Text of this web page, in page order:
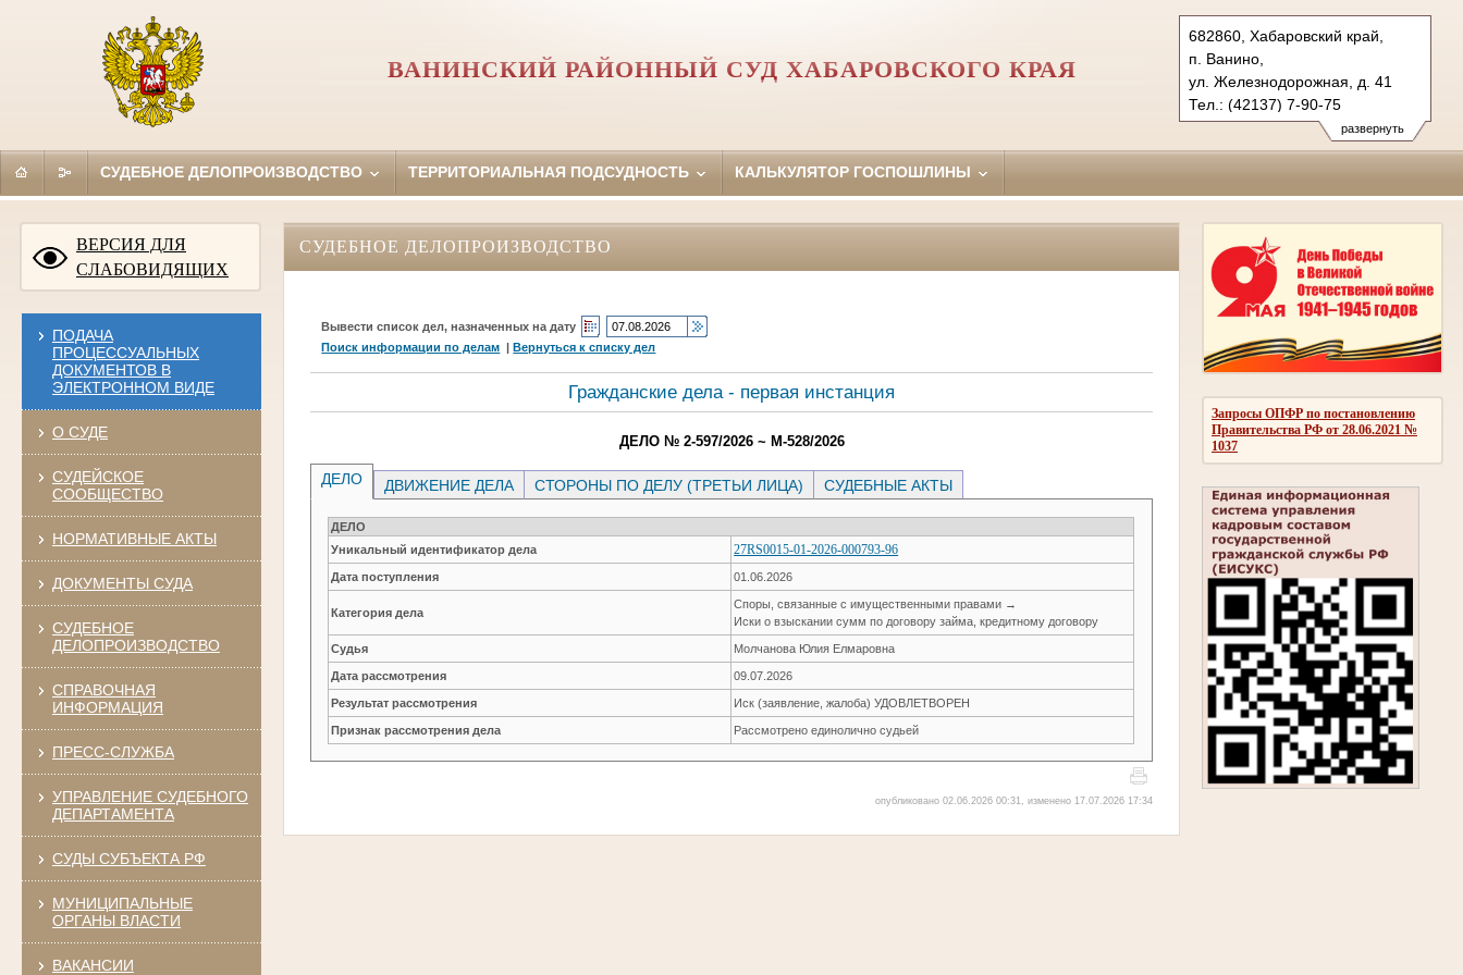
развернуть
682860, Хабаровский край,
п. Ванино,
ул. Железнодорожная, д. 41
Тел.: (42137) 7-90-75
vaninsky.hbr@sudrf.ru
ВАНИНСКИЙ РАЙОННЫЙ СУД ХАБАРОВСКОГО КРАЯ
СУДЕБНОЕ ДЕЛОПРОИЗВОДСТВО ТЕРРИТОРИАЛЬНАЯ ПОДСУДНОСТЬ КАЛЬКУЛЯТОР ГОСПОШЛИНЫ
ВЕРСИЯ ДЛЯ
СЛАБОВИДЯЩИХ
ПОДАЧА
ПРОЦЕССУАЛЬНЫХ
ДОКУМЕНТОВ В
ЭЛЕКТРОННОМ ВИДЕ
О СУДЕ
СУДЕЙСКОЕ
СООБЩЕСТВО
НОРМАТИВНЫЕ АКТЫ
ДОКУМЕНТЫ СУДА
СУДЕБНОЕ
ДЕЛОПРОИЗВОДСТВО
СПРАВОЧНАЯ
ИНФОРМАЦИЯ
ПРЕСС-СЛУЖБА
УПРАВЛЕНИЕ СУДЕБНОГО
ДЕПАРТАМЕНТА
СУДЫ СУБЪЕКТА РФ
МУНИЦИПАЛЬНЫЕ
ОРГАНЫ ВЛАСТИ
ВАКАНСИИ
Запросы ОПФР по постановлению
Правительства РФ от 28.06.2021 №
1037
СУДЕБНОЕ ДЕЛОПРОИЗВОДСТВО
Вывести список дел, назначенных на дату
Поиск информации по делам |Вернуться к списку дел
Гражданские дела - первая инстанция
ДЕЛО № 2-597/2026 ~ М-528/2026
ДЕЛО ДВИЖЕНИЕ ДЕЛА СТОРОНЫ ПО ДЕЛУ (ТРЕТЬИ ЛИЦА) СУДЕБНЫЕ АКТЫ
ДЕЛО
Уникальный идентификатор дела
27RS0015-01-2026-000793-96
Дата поступления 01.06.2026
Категория дела
Споры, связанные с имущественными правами →
Иски о взыскании сумм по договору займа, кредитному договору
Судья Молчанова Юлия Елмаровна
Дата рассмотрения 09.07.2026
Результат рассмотрения Иск (заявление, жалоба) УДОВЛЕТВОРЕН
Признак рассмотрения дела Рассмотрено единолично судьей
опубликовано 02.06.2026 00:31, изменено 17.07.2026 17:34